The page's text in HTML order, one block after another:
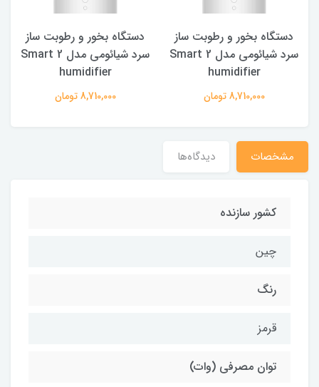
دستگاه بخور و رطوبت ساز
سرد شیائومی مدل 2 Smart
humidifier
8,710,000 تومان
دستگاه بخور و رطوبت ساز
سرد شیائومی مدل 2 Smart
humidifier
8,710,000 تومان
مشخصات دیدگاه‌ها
کشور سازنده
چین
رنگ
قرمز
توان مصرفی (وات)